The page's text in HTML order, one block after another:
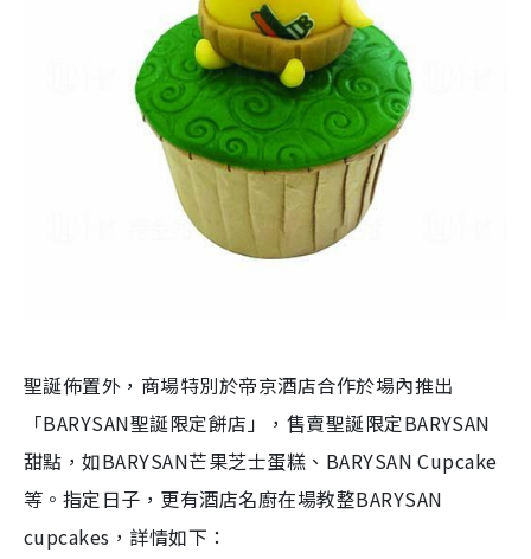
聖誕佈置外，商場特別於帝京酒店合作於場內推出
「BARYSAN聖誕限定餅店」，售賣聖誕限定BARYSAN
甜點，如BARYSAN芒果芝士蛋糕、BARYSAN Cupcake
等。指定日子，更有酒店名廚在場教整BARYSAN
cupcakes，詳情如下：